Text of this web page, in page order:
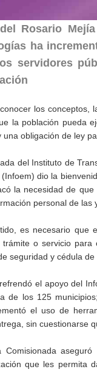
Rosario
ha
servidores
los conceptos,
la población pueda
una obligación de ley
del Instituto de
dio la
la necesidad de
personal de las
es necesario que
trámite o servicio para
seguridad y cédula
el apoyo del
de los 125
el uso de
sin cuestionarse
Comisionada
que les permita